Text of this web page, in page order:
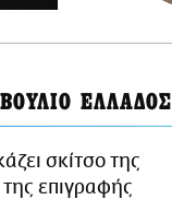
ΕΛΛΑΔΟΣ
σκίτσο της
επιγραφής